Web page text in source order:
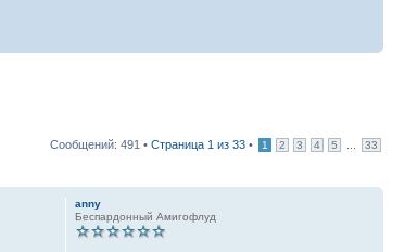
Сообщений: 491 • Страница 1 из 33 • 1 2 3 4 5 ... 33
anny
Беспардонный Амигофлуд